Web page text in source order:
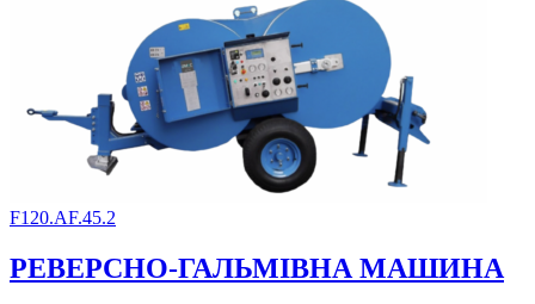
F120.AF.45.2
РЕВЕРСНО-ГАЛЬМІВНА МАШИНА